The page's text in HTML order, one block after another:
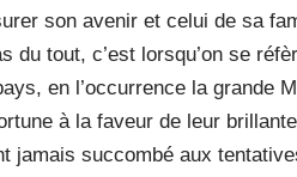
son avenir et celui de sa
du tout, c’est lorsqu’on se
en l’occurrence la grande
à la faveur de leur
jamais succombé aux